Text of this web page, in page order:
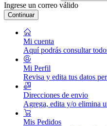
Ingrese un correo válido
Continuar
Mi cuenta
Aquí podrás consultar
Mi Perfil
Revisa y edita tus datos
Direcciones de envio
Agrega, edita y/o elimina
Mis Pedidos